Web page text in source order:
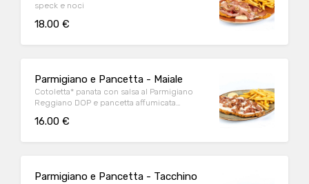
speck e noci
18.00 €
Parmigiano e Pancetta - Maiale
Cotoletta* panata con salsa al Parmigiano
Reggiano DOP e pancetta affumicata
16.00 €
Parmigiano e Pancetta - Tacchino